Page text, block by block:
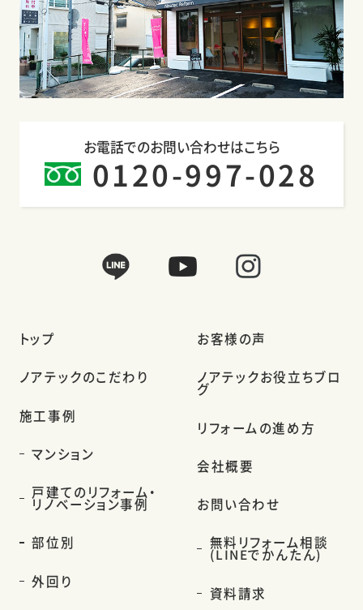
お電話でのお問い合わせはこちら
0120-997-028
トップ
ノアテックのこだわり
施工事例
マンション
戸建てのリフォーム・
リノベーション事例
部位別
外回り
お客様の声
ノアテックお役立ちブロ
グ
リフォームの進め方
会社概要
お問い合わせ
無料リフォーム相談
(LINEでかんたん)
資料請求